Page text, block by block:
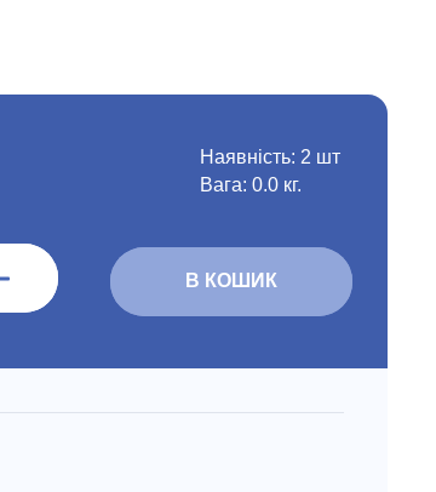
Наявність: 2 шт
Вага: 0.0 кг.
В КОШИК